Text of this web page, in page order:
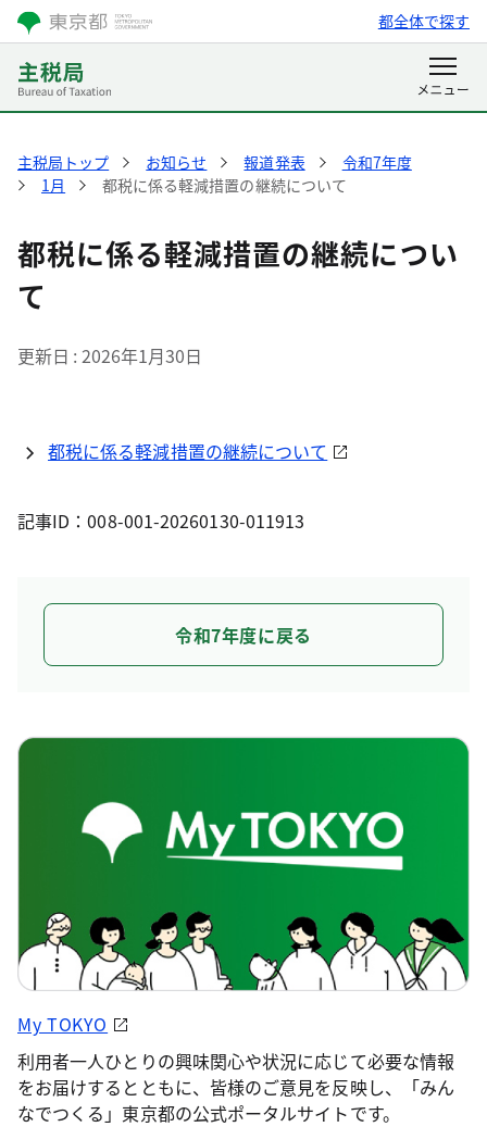
都全体で探す
主税局トップ お知らせ 報道発表
令和7年度
1月
都税に係る軽減措置の継続について
都税に係る軽減措置の継続につい
て
更新日 2026年1月30日
都税に係る軽減措置の継続について
記事ID：008-001-20260130-011913
令和7年度に戻る
My TOKYO
利用者一人ひとりの興味関心や状況に応じて必要な情報
をお届けするとともに、皆様のご意見を反映し、「みん
なでつくる」東京都の公式ポータルサイトです。